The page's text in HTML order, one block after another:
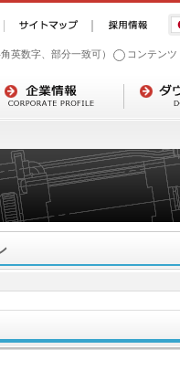
英数字、部分一致可） コンテンツ